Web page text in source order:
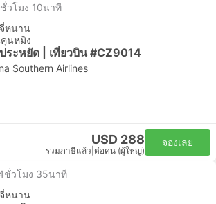
วโมง 10นาที
หนาน
นหมิง
ระหยัด | เที่ยวบิน #CZ9014
Southern Airlines
USD 288
รวมภาษีแล้ว ต่อคน (ผู้ใหญ่)
จองเลย
ชั่วโมง 35นาที
หนาน